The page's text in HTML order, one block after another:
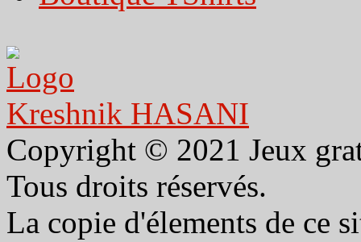
Kreshnik HASANI
Copyright © 2021 Jeux
Tous droits réservés.
La copie d'élements de ce